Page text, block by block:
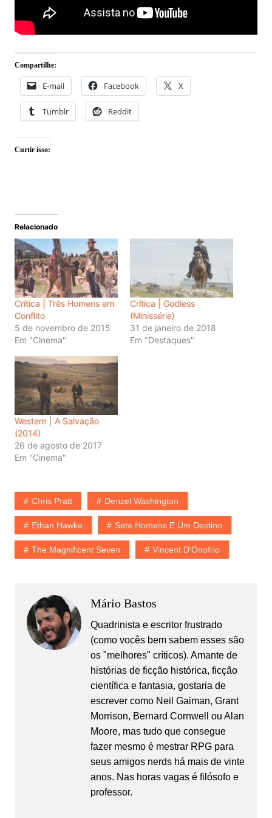
Compartilhe:
E-mail Facebook X
Tumblr Reddit
Curtir isso:
Relacionado
Crítica | Três Homens em
Conflito
5 de novembro de 2015
Em "Cinema"
Crítica | Godless
(Minissérie)
31 de janeiro de 2018
Em "Destaques"
Western | A Salvação
(2014)
26 de agosto de 2017
Em "Cinema"
Chris Pratt Denzel Washington
Ethan Hawke Sete Homens E Um Destino
The Magnificent Seven Vincent D'Onofrio
Mário Bastos
Quadrinista e escritor frustrado
(como vocês bem sabem esses são
os "melhores" críticos). Amante de
histórias de ficção histórica, ficção
científica e fantasia, gostaria de
escrever como Neil Gaiman, Grant
Morrison, Bernard Cornwell ou Alan
Moore, mas tudo que consegue
fazer mesmo é mestrar RPG para
seus amigos nerds há mais de vinte
anos. Nas horas vagas é filósofo e
professor.